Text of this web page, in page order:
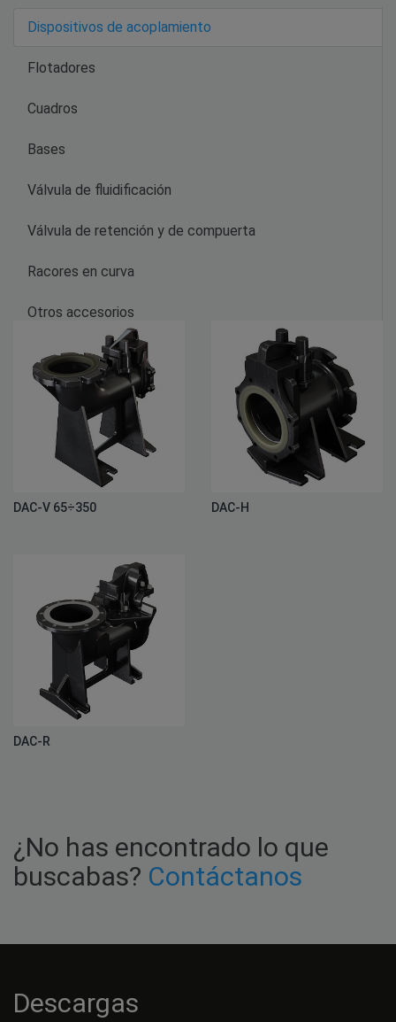
Dispositivos de acoplamiento
Flotadores
Cuadros
Bases
Válvula de fluidificación
Válvula de retención y de compuerta
Racores en curva
Otros accesorios
DAC-V 65÷350 DAC-H
DAC-R
¿No has encontrado lo que
buscabas? Contáctanos
Descargas